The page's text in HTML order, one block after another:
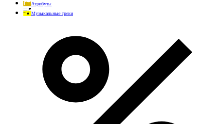
Атрибуты
Музыкальные треки